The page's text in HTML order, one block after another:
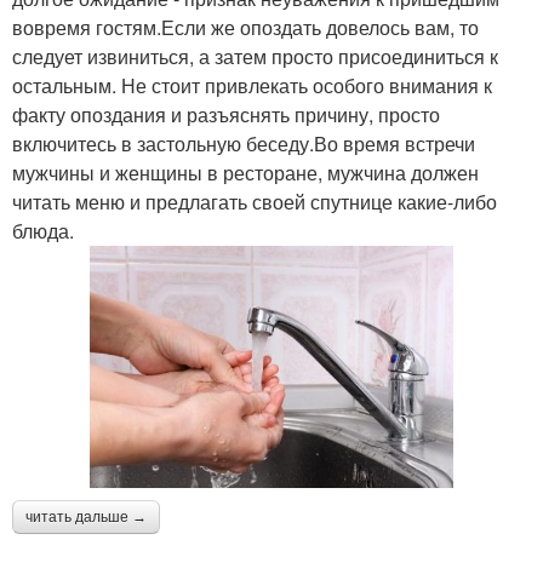
вовремя гостям.Если же опоздать довелось вам, то
следует извиниться, а затем просто присоединиться к
остальным. Не стоит привлекать особого внимания к
факту опоздания и разъяснять причину, просто
включитесь в застольную беседу.Во время встречи
мужчины и женщины в ресторане, мужчина должен
читать меню и предлагать своей спутнице какие-либо
блюда.
читать дальше →